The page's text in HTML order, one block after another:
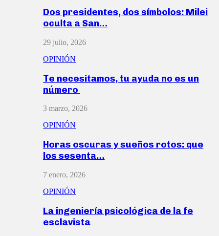
Dos presidentes, dos símbolos: Milei
oculta a San…
29 julio, 2026
OPINIÓN
Te necesitamos, tu ayuda no es un
número
3 marzo, 2026
OPINIÓN
Horas oscuras y sueños rotos: que
los sesenta…
7 enero, 2026
OPINIÓN
La ingeniería psicológica de la fe
esclavista